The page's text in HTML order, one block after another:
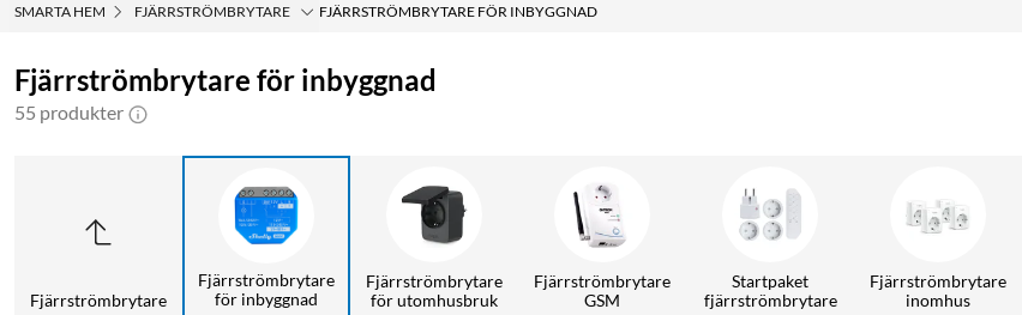
SMARTA HEM FJÄRRSTRÖMBRYTARE FJÄRRSTRÖMBRYTARE FÖR INBYGGNAD
Fjärrströmbrytare för inbyggnad
55 produkter
Fjärrströmbrytare
Fjärrströmbrytare
för inbyggnad
Fjärrströmbrytare
för utomhusbruk
Fjärrströmbrytare
GSM
Startpaket
fjärrströmbrytare
Fjärrströmbrytare
inomhus